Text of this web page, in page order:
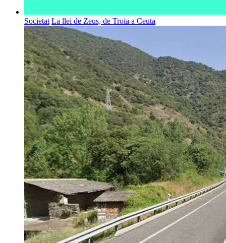
Societat La llei de Zeus, de Troia a Ceuta